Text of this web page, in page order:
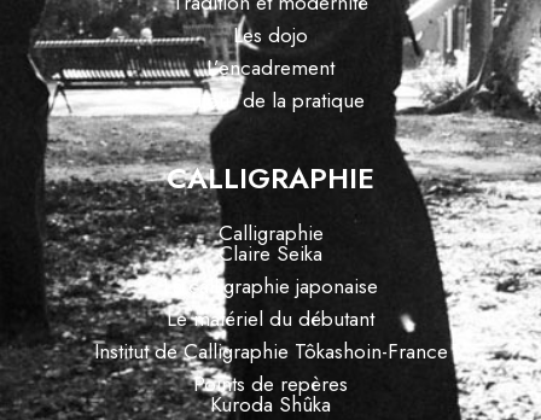
Les dojo
L’encadrement
Autour de la pratique
CALLIGRAPHIE
Calligraphie
Claire Seika
La calligraphie japonaise
Le matériel du débutant
Institut de Calligraphie Tôkashoin-France
Points de repères
Kuroda Shûka